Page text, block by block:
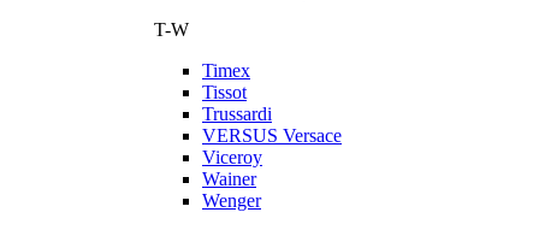
T-W
Timex
Tissot
Trussardi
VERSUS Versace
Viceroy
Wainer
Wenger